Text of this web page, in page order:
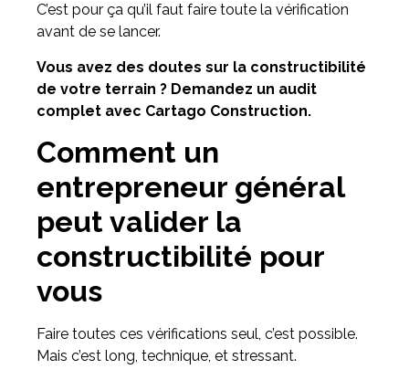
C’est pour ça qu’il faut faire toute la vérification
avant de se lancer.
Vous avez des doutes sur la constructibilité
de votre terrain ? Demandez un audit
complet avec Cartago Construction.
Comment un
entrepreneur général
peut valider la
constructibilité pour
vous
Faire toutes ces vérifications seul, c’est possible.
Mais c’est long, technique, et stressant.